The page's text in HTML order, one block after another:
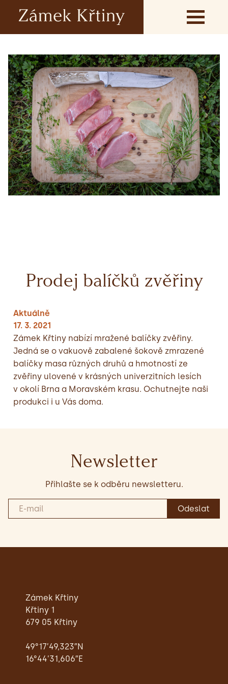
Prodej balíčků zvěřiny
Aktuálně
17. 3. 2021
Zámek Křtiny nabízí mražené balíčky zvěřiny.
Jedná se o vakuově zabalené šokově zmrazené
balíčky masa různých druhů a hmotností ze
zvěřiny ulovené v krásných univerzitních lesích
v okolí Brna a Moravském krasu. Ochutnejte naši
produkci i u Vás doma.
Newsletter
Přihlašte se k odběru newsletteru.
Zámek Křtiny
Křtiny 1
679 05 Křtiny
49°17’49,323″N
16°44’31,606″E